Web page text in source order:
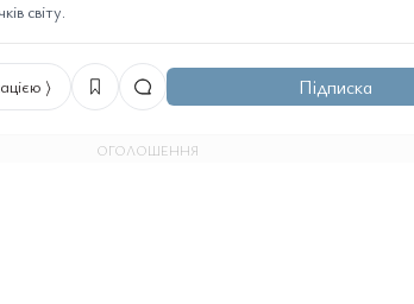
світу.
⟩ Підписка
ОГОЛОШЕННЯ